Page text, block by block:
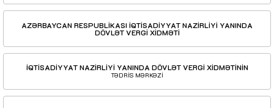
AZƏRBAYCAN RESPUBLİKASI İQTİSADİYYAT NAZİRLİYİ YANINDA
DÖVLƏT VERGİ XİDMƏTİ
İQTİSADİYYAT NAZİRLİYİ YANINDA DÖVLƏT VERGİ XİDMƏTİNİN
TƏDRİS MƏRKƏZİ